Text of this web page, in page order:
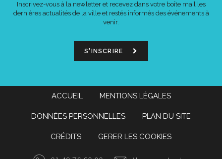
Inscrivez-vous à la newletter et recevez dans votre boîte mail les
dernières actualités de la ville et restés informés des événements à
venir.
S'INSCRIRE
ACCUEIL MENTIONS LÉGALES
DONNÉES PERSONNELLES PLAN DU SITE
CRÉDITS GERER LES COOKIES